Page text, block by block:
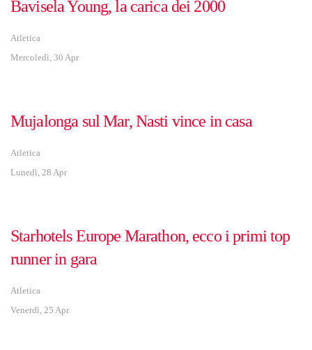
Bavisela Young, la carica dei 2000
Atletica
Mercoledì, 30 Apr
Mujalonga sul Mar, Nasti vince in casa
Atletica
Lunedì, 28 Apr
Starhotels Europe Marathon, ecco i primi top
runner in gara
Atletica
Venerdì, 25 Apr